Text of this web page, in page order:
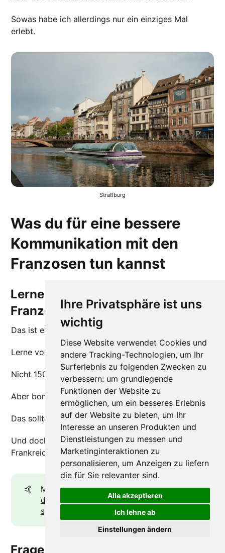
Ihre Privatsphäre ist uns
wichtig
Diese Website verwendet Cookies und
andere Tracking-Technologien, um Ihr
Surferlebnis zu folgenden Zwecken zu
verbessern: um grundlegende
Funktionen der Website zu
ermöglichen, um ein besseres Erlebnis
auf der Website zu bieten, um Ihr
Interesse an unseren Produkten und
Dienstleistungen zu messen und
Marketinginteraktionen zu
personalisieren, um Anzeigen zu liefern
die für Sie relevanter sind.
Alle akzeptieren
Ich lehne ab
Einstellungen ändern
Sowas habe ich allerdings nur ein einziges Mal
erlebt.
Straßburg
Was du für eine bessere
Kommunikation mit den
Franzosen tun kannst
Lerne ein paar Wörter auf
Französisch
Das ist eigentlich das Wichtigste:
Lerne vor deiner Reise ein paar Wörter Französisch.
Nicht 150 Wörter, huh.
Aber bonjour, merci, au revoir ...
Das sollte nicht allzu kompliziert sein.
Und doch wird es dir das Leben im Alltag in
Frankreich sehr erleichtern.
🤙 Mehr dazu in meinem Beitrag „So besuchst
du Frankreich, ohne Französisch zu
sprechen
Frage, bevor du anfängst,